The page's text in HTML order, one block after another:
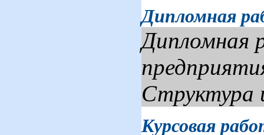
Дипломная
Дипломная
Структура
Курсовая